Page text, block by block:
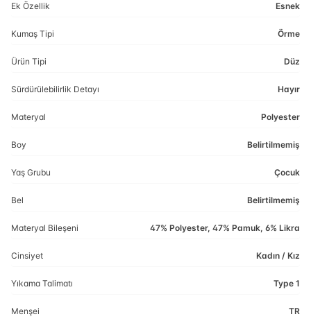
Ek Özellik Esnek
Kumaş Tipi Örme
Ürün Tipi Düz
Sürdürülebilirlik Detayı Hayır
Materyal Polyester
Boy Belirtilmemiş
Yaş Grubu Çocuk
Bel Belirtilmemiş
Materyal Bileşeni 47% Polyester, 47% Pamuk, 6% Likra
Cinsiyet Kadın / Kız
Yıkama Talimatı Type 1
Menşei TR